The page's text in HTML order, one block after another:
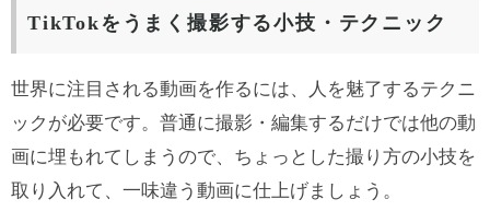
TikTokをうまく撮影する小技・テクニック
世界に注目される動画を作るには、人を魅了するテクニ
ックが必要です。普通に撮影・編集するだけでは他の動
画に埋もれてしまうので、ちょっとした撮り方の小技を
取り入れて、一味違う動画に仕上げましょう。